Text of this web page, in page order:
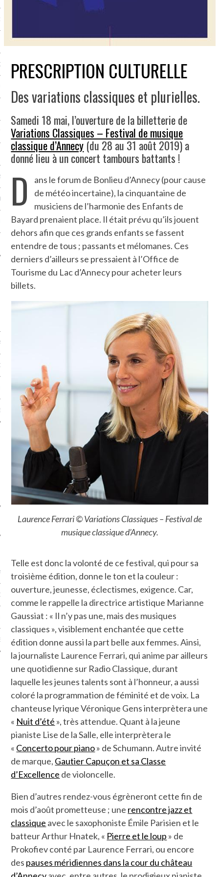
EN VOD
CARAVELLE
PODCAST
SUIVEZ-NOUS
CARAVELLE
PODCAST
PRESCRIPTION CULTURELLE
Des variations classiques et plurielles.
Samedi 18 mai, l’ouverture de la billetterie de
Variations Classiques – Festival de musique
classique d’Annecy (du 28 au 31 août 2019) a
donné lieu à un concert tambours battants !
D
ans le forum de Bonlieu d’Annecy (pour cause
de météo incertaine), la cinquantaine de
musiciens de l’harmonie des Enfants de
Bayard prenaient place. Il était prévu qu’ils jouent
dehors afin que ces grands enfants se fassent
entendre de tous ; passants et mélomanes. Ces
derniers d’ailleurs se pressaient à l’Office de
Tourisme du Lac d’Annecy pour acheter leurs
billets.
Laurence Ferrari © Variations Classiques – Festival de
musique classique d’Annecy.
Telle est donc la volonté de ce festival, qui pour sa
troisième édition, donne le ton et la couleur :
ouverture, jeunesse, éclectismes, exigence. Car,
comme le rappelle la directrice artistique Marianne
Gaussiat : « Il n’y pas une, mais des musiques
classiques », visiblement enchantée que cette
édition donne aussi la part belle aux femmes. Ainsi,
la journaliste Laurence Ferrari, qui anime par ailleurs
une quotidienne sur Radio Classique, durant
laquelle les jeunes talents sont à l’honneur, a aussi
coloré la programmation de féminité et de voix. La
chanteuse lyrique Véronique Gens interprètera une
« Nuit d’été », très attendue. Quant à la jeune
pianiste Lise de la Salle, elle interprètera le
« Concerto pour piano» de Schumann. Autre invité
de marque, Gautier Capuçon et sa Classe
d’Excellence de violoncelle.
Bien d’autres rendez-vous égrèneront cette fin de
mois d’août prometteuse ; une rencontre jazz et
classique avec le saxophoniste Émile Parisien et le
batteur Arthur Hnatek, « Pierre et le loup » de
Prokofiev conté par Laurence Ferrari, ou encore
des pauses méridiennes dans la cour du château